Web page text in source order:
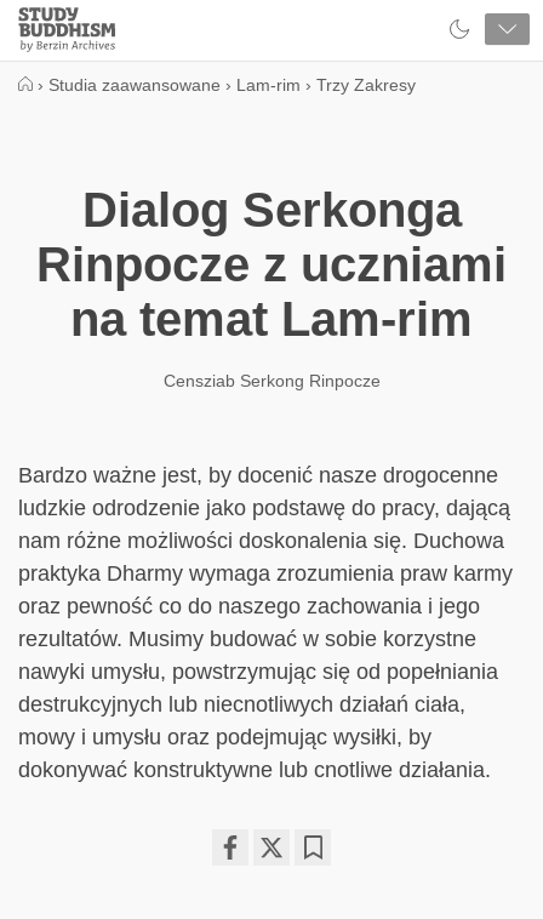
Close
Study
Buddhism
› Studia zaawansowane › Lam-rim › Trzy Zakresy
Dialog Serkonga
Rinpocze z uczniami
na temat Lam-rim
Censziab Serkong Rinpocze
Bardzo ważne jest, by docenić nasze drogocenne
ludzkie odrodzenie jako podstawę do pracy, dającą
nam różne możliwości doskonalenia się. Duchowa
praktyka Dharmy wymaga zrozumienia praw karmy
oraz pewność co do naszego zachowania i jego
rezultatów. Musimy budować w sobie korzystne
nawyki umysłu, powstrzymując się od popełniania
destrukcyjnych lub niecnotliwych działań ciała,
mowy i umysłu oraz podejmując wysiłki, by
dokonywać konstruktywne lub cnotliwe działania.